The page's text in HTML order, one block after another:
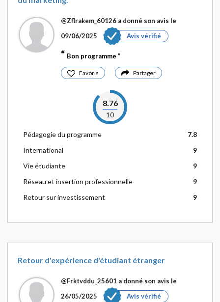
@Zflrakem_60126 a donné son avis le
09/06/2025
Avis vérifié
Bon programme
Favoris Partager
8.76
10
Pédagogie du programme
7.8
International
9
Vie étudiante
9
Réseau et insertion professionnelle
9
Retour sur investissement
9
Retour d'expérience d'étudiant étranger
@Frktvddu_25601 a donné son avis le
26/05/2025
Avis vérifié